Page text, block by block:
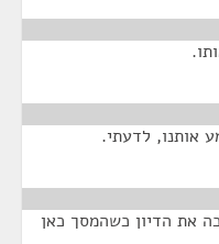
אותנו, לדעתי.
את הדיון כשהמסך כאן